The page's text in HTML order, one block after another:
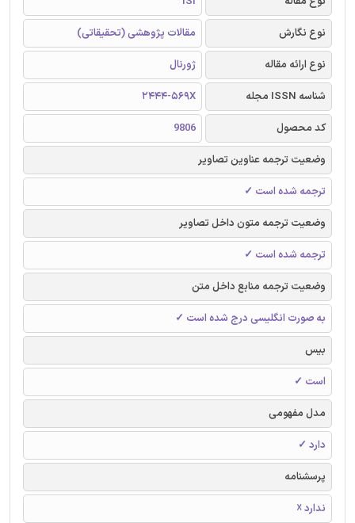
نوع نگارش
مقالات پژوهشی (تحقیقاتی)
نوع ارائه مقاله
ژورنال
شناسه ISSN مجله
2444-569X
کد محصول
9806
وضعیت ترجمه عناوین تصاویر
ترجمه شده است ✓
وضعیت ترجمه متون داخل تصاویر
ترجمه شده است ✓
وضعیت ترجمه منابع داخل متن
به صورت انگلیسی درج شده است ✓
بیس
است ✓
مدل مفهومی
دارد ✓
پرسشنامه
ندارد ☓